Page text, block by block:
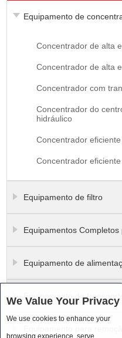
Equipamento de
Concentrador de alta
Concentrador de alta
Concentrador com
Concentrador do
hidráulico
Concentrador
Concentrador
Equipamento de filtro
Equipamentos
Equipamento de
Equipamento de transporte
Equipamento para
We Value Your Privacy
We use cookies to enhance your
browsing experience, serve